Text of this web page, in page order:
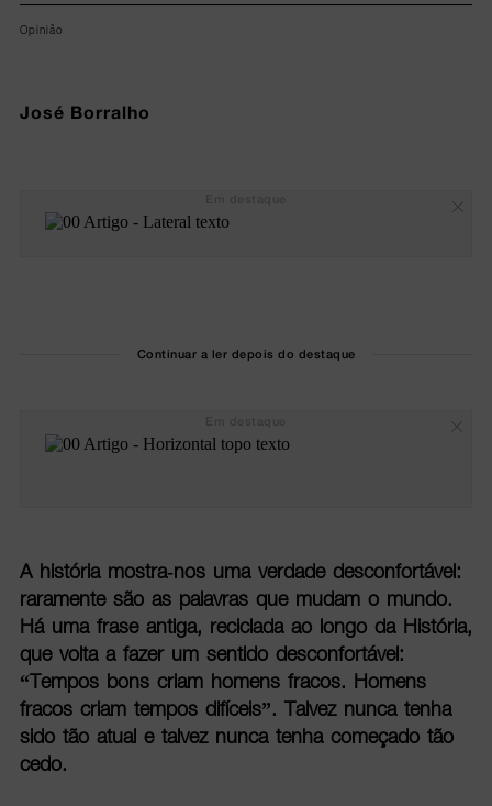
Opinião
José Borralho
Continuar a ler depois do destaque
A história mostra-nos uma verdade desconfortável:
raramente são as palavras que mudam o mundo.
Há uma frase antiga, reciclada ao longo da História,
que volta a fazer um sentido desconfortável:
“Tempos bons criam homens fracos. Homens
fracos criam tempos difíceis”. Talvez nunca tenha
sido tão atual e talvez nunca tenha começado tão
cedo.